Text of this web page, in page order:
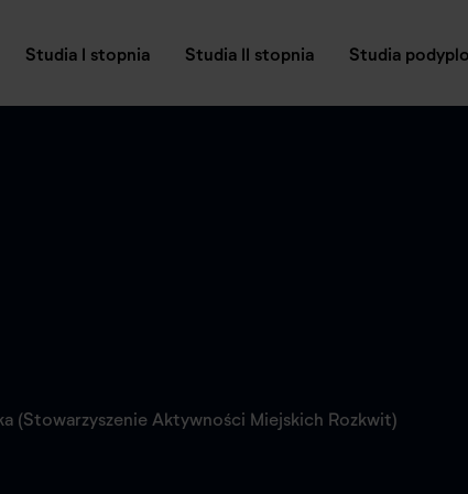
Studia I stopnia Studia II stopnia Studia
(Stowarzyszenie Aktywności Miejskich Rozkwit)